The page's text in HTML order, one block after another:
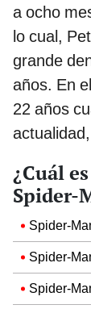
a ocho
lo cual,
grande
años. En
22 años
¿Cuál
Spider-
Spider-
Spider-
Spider-